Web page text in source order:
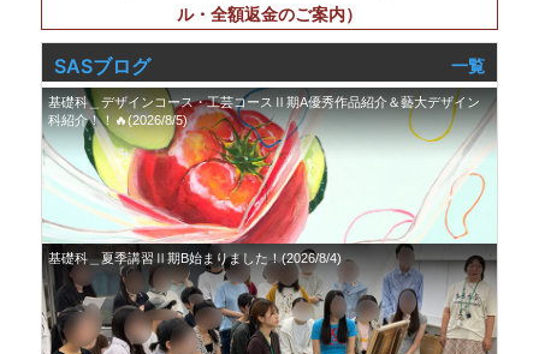
ル・全額返金のご案内）
SASブログ 一覧
基礎科＿デザインコース・工芸コースⅡ期A優秀作品紹介＆藝大デザイン
科紹介！！🔥(2026/8/5)
基礎科＿夏季講習Ⅱ期B始まりました！(2026/8/4)